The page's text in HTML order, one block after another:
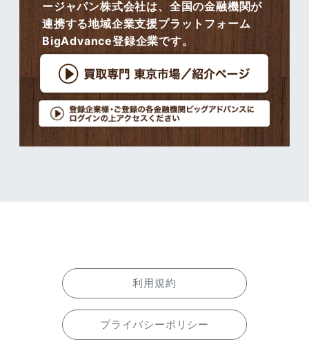
ージャパン株式会社は、全国の金融機関が
連携する地域企業支援プラットフォーム
BigAdvance登録企業です。
利用規約
プライバシーポリシー